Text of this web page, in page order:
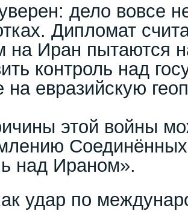
дело вовсе
Дипломат
на Иран пытаются
контроль над
на евразийскую
этой войны
Соединённых
над Ираном».
удар по